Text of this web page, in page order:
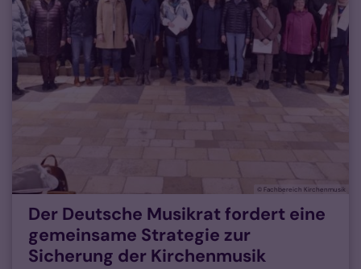
© Fachbereich Kirchenmusik
Der Deutsche Musikrat fordert eine
gemeinsame Strategie zur
Sicherung der Kirchenmusik